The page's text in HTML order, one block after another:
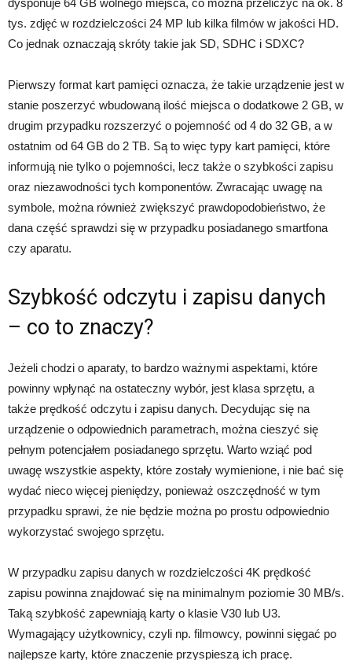
dysponuje 64 GB wolnego miejsca, co można przeliczyć na ok. 8
tys. zdjęć w rozdzielczości 24 MP lub kilka filmów w jakości HD.
Co jednak oznaczają skróty takie jak SD, SDHC i SDXC?
Pierwszy format kart pamięci oznacza, że takie urządzenie jest w
stanie poszerzyć wbudowaną ilość miejsca o dodatkowe 2 GB, w
drugim przypadku rozszerzyć o pojemność od 4 do 32 GB, a w
ostatnim od 64 GB do 2 TB. Są to więc typy kart pamięci, które
informują nie tylko o pojemności, lecz także o szybkości zapisu
oraz niezawodności tych komponentów. Zwracając uwagę na
symbole, można również zwiększyć prawdopodobieństwo, że
dana część sprawdzi się w przypadku posiadanego smartfona
czy aparatu.
Szybkość odczytu i zapisu danych
– co to znaczy?
Jeżeli chodzi o aparaty, to bardzo ważnymi aspektami, które
powinny wpłynąć na ostateczny wybór, jest klasa sprzętu, a
także prędkość odczytu i zapisu danych. Decydując się na
urządzenie o odpowiednich parametrach, można cieszyć się
pełnym potencjałem posiadanego sprzętu. Warto wziąć pod
uwagę wszystkie aspekty, które zostały wymienione, i nie bać się
wydać nieco więcej pieniędzy, ponieważ oszczędność w tym
przypadku sprawi, że nie będzie można po prostu odpowiednio
wykorzystać swojego sprzętu.
W przypadku zapisu danych w rozdzielczości 4K prędkość
zapisu powinna znajdować się na minimalnym poziomie 30 MB/s.
Taką szybkość zapewniają karty o klasie V30 lub U3.
Wymagający użytkownicy, czyli np. filmowcy, powinni sięgać po
najlepsze karty, które znaczenie przyspieszą ich pracę.